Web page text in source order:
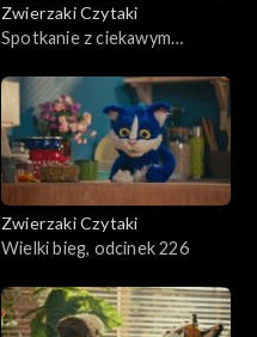
Zwierzaki Czytaki
Spotkanie z ciekawym
Zwierzaki Czytaki
Wielki bieg, odcinek 226